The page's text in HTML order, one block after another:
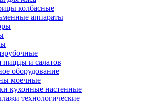
колбасные
аппараты
пиццы и салатов
оборудование
моечные
кухонные настенные
технологические